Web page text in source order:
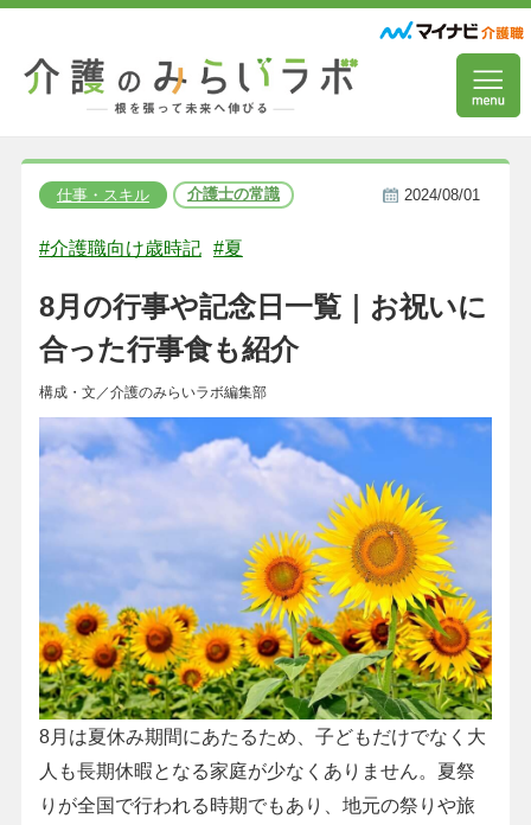
仕事・スキル 介護士の常識 2024/08/01
#介護職向け歳時記 #夏
8月の行事や記念日一覧｜お祝いに
合った行事食も紹介
構成・文／介護のみらいラボ編集部
8月は夏休み期間にあたるため、子どもだけでなく大
人も長期休暇となる家庭が少なくありません。夏祭
りが全国で行われる時期でもあり、地元の祭りや旅